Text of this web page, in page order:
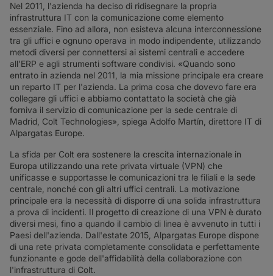
Nel 2011, l'azienda ha deciso di ridisegnare la propria
infrastruttura IT con la comunicazione come elemento
essenziale. Fino ad allora, non esisteva alcuna interconnessione
tra gli uffici e ognuno operava in modo indipendente, utilizzando
metodi diversi per connettersi ai sistemi centrali e accedere
all'ERP e agli strumenti software condivisi. «Quando sono
entrato in azienda nel 2011, la mia missione principale era creare
un reparto IT per l'azienda. La prima cosa che dovevo fare era
collegare gli uffici e abbiamo contattato la società che già
forniva il servizio di comunicazione per la sede centrale di
Madrid, Colt Technologies», spiega Adolfo Martín, direttore IT di
Alpargatas Europe.
La sfida per Colt era sostenere la crescita internazionale in
Europa utilizzando una rete privata virtuale (VPN) che
unificasse e supportasse le comunicazioni tra le filiali e la sede
centrale, nonché con gli altri uffici centrali. La motivazione
principale era la necessità di disporre di una solida infrastruttura
a prova di incidenti. Il progetto di creazione di una VPN è durato
diversi mesi, fino a quando il cambio di linea è avvenuto in tutti i
Paesi dell'azienda. Dall'estate 2015, Alpargatas Europe dispone
di una rete privata completamente consolidata e perfettamente
funzionante e gode dell'affidabilità della collaborazione con
l'infrastruttura di Colt.